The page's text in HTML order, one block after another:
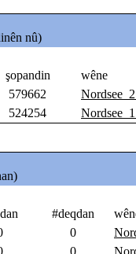
nû)
şopandin
wêne
579662
524254
#deqdan
0
0